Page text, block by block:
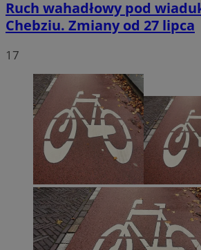
Ruch wahadłowy pod
Chebziu. Zmiany od 27 lipca
17